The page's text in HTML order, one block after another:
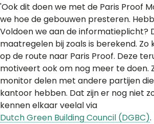
'Ook dit doen we met de Paris Proof
we hoe de gebouwen presteren.
Voldoen we aan de informatieplicht?
maatregelen bij zoals is berekend. Zo
op de route naar Paris Proof. Deze
motiveert ook om nog meer te doen.
monitor delen met andere partijen
kantoor hebben. Dat zijn er nog niet
kennen elkaar veelal via
Dutch Green Building Council (DGBC).